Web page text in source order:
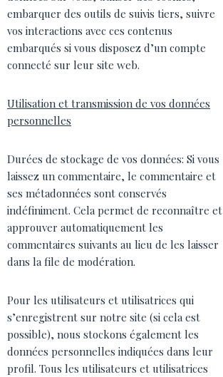
embarquer des outils de suivis tiers, suivre
vos interactions avec ces contenus
embarqués si vous disposez d’un compte
connecté sur leur site web.
Utilisation et transmission de vos données
personnelles
Durées de stockage de vos données: Si vous
laissez un commentaire, le commentaire et
ses métadonnées sont conservés
indéfiniment. Cela permet de reconnaître et
approuver automatiquement les
commentaires suivants au lieu de les laisser
dans la file de modération.
Pour les utilisateurs et utilisatrices qui
s’enregistrent sur notre site (si cela est
possible), nous stockons également les
données personnelles indiquées dans leur
profil. Tous les utilisateurs et utilisatrices